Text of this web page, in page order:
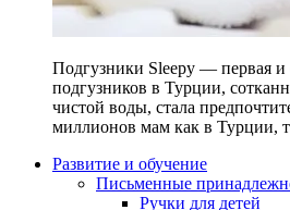
Подгузники Sleepy — первая и
подгузников в Турции,
чистой воды, стала
миллионов мам как в Турции,
Развитие и обучение
Письменные
Ручки для детей